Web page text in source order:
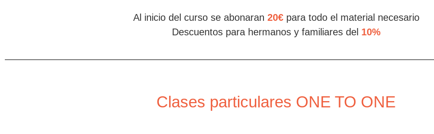
Al inicio del curso se abonaran 20€para todo el material necesario
Descuentos para hermanos y familiares del 10%
Clases particulares ONE TO ONE